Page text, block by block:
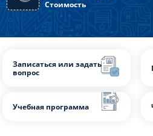
32 часа
Длительность
16 000 р.